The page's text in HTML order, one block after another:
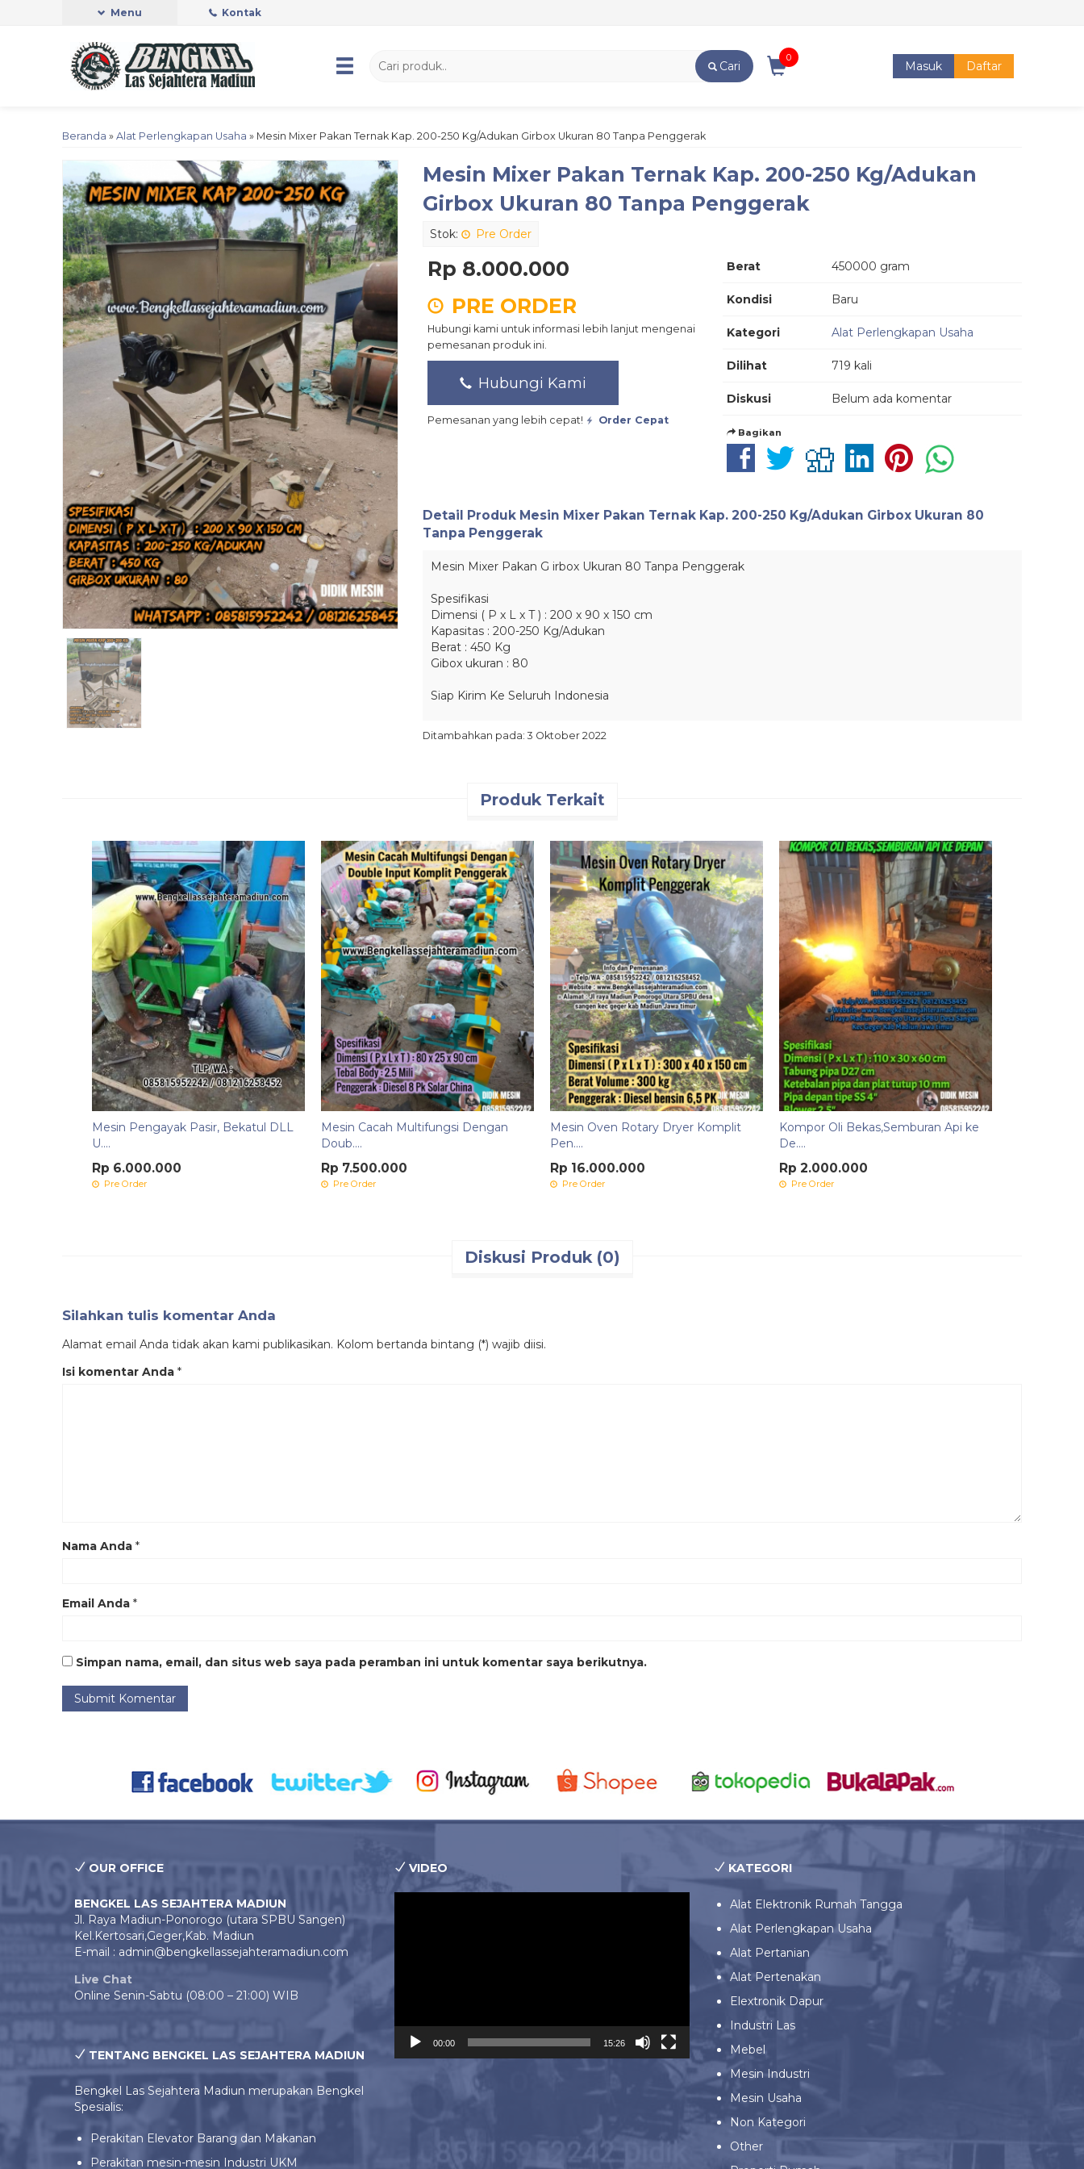
Menu Kontak
Cari
0
Masuk Daftar
Beranda » Alat Perlengkapan Usaha » Mesin Mixer Pakan Ternak Kap. 200-250 Kg/Adukan Girbox Ukuran 80 Tanpa Penggerak
Mesin Mixer Pakan Ternak Kap. 200-250 Kg/Adukan
Girbox Ukuran 80 Tanpa Penggerak
Stok: Pre Order
Berat 450000 gram
Kondisi Baru
Kategori Alat Perlengkapan Usaha
Dilihat 719 kali
Diskusi Belum ada komentar
Bagikan
Rp 8.000.000
PRE ORDER
Hubungi kami untuk informasi lebih lanjut mengenai
pemesanan produk ini.
Hubungi Kami
Pemesanan yang lebih cepat! Order Cepat
Detail Produk Mesin Mixer Pakan Ternak Kap. 200-250 Kg/Adukan Girbox Ukuran 80
Tanpa Penggerak
Mesin Mixer Pakan G irbox Ukuran 80 Tanpa Penggerak
Spesifikasi
Dimensi ( P x L x T ) : 200 x 90 x 150 cm
Kapasitas : 200-250 Kg/Adukan
Berat : 450 Kg
Gibox ukuran : 80
Siap Kirim Ke Seluruh Indonesia
Ditambahkan pada: 3 Oktober 2022
Produk Terkait
Mesin Pengayak Pasir, Bekatul DLL
U....
Rp 6.000.000
Pre Order
Mesin Cacah Multifungsi Dengan
Doub....
Rp 7.500.000
Pre Order
Mesin Oven Rotary Dryer Komplit
Pen....
Rp 16.000.000
Pre Order
Kompor Oli Bekas,Semburan Api ke
De....
Rp 2.000.000
Pre Order
Diskusi Produk (0)
Silahkan tulis komentar Anda
Alamat email Anda tidak akan kami publikasikan. Kolom bertanda bintang (*) wajib diisi.
Isi komentar Anda *
Nama Anda *
Email Anda *
Simpan nama, email, dan situs web saya pada peramban ini untuk komentar saya berikutnya.
OUR OFFICE
BENGKEL LAS SEJAHTERA MADIUN
Jl. Raya Madiun-Ponorogo (utara SPBU Sangen)
Kel.Kertosari,Geger,Kab. Madiun
E-mail : admin@bengkellassejahteramadiun.com
Live Chat
Online Senin-Sabtu (08:00 – 21:00) WIB
TENTANG BENGKEL LAS SEJAHTERA MADIUN
Bengkel Las Sejahtera Madiun merupakan Bengkel
Spesialis:
Perakitan Elevator Barang dan Makanan
Perakitan mesin-mesin Industri UKM
VIDEO
00:00 15:26
KATEGORI
Alat Elektronik Rumah Tangga
Alat Perlengkapan Usaha
Alat Pertanian
Alat Pertenakan
Elextronik Dapur
Industri Las
Mebel
Mesin Industri
Mesin Usaha
Non Kategori
Other